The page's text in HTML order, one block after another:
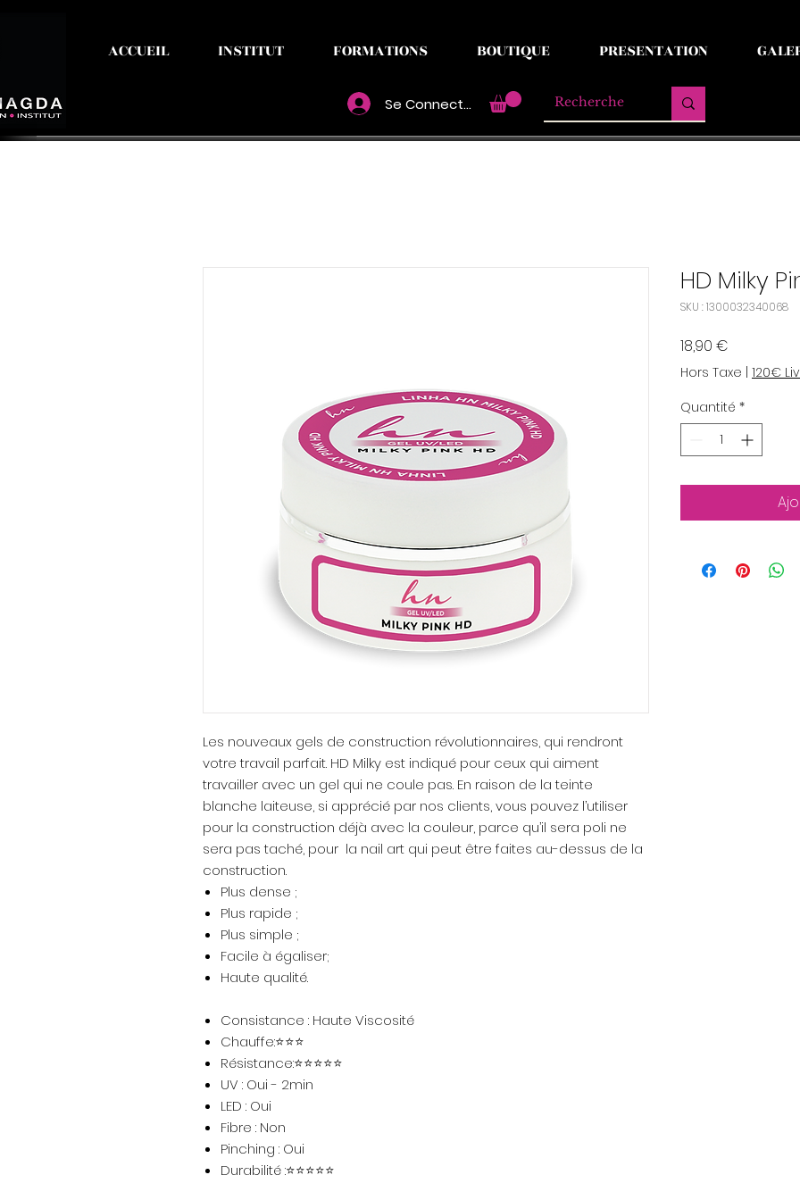
ACCUEIL INSTITUT FORMATIONS BOUTIQUE PRESENTATION
Se Connecter
Les nouveaux gels de construction révolutionnaires, qui rendront
votre travail parfait. HD Milky est indiqué pour ceux qui aiment
travailler avec un gel qui ne coule pas. En raison de la teinte
blanche laiteuse, si apprécié par nos clients, vous pouvez l’utiliser
pour la construction déjà avec la couleur, parce qu’il sera poli ne
sera pas taché, pour la nail art qui peut être faites au-dessus de la
construction.
Plus dense ;
Plus rapide ;
Plus simple ;
Facile à égaliser;
Haute qualité.
Consistance : Haute Viscosité
Chauffe:⭐⭐⭐
Résistance:⭐⭐⭐⭐⭐
UV : Oui - 2min
LED : Oui
Fibre : Non
Pinching : Oui
Durabilité :⭐⭐⭐⭐⭐
HD Milky
SKU : 1300032340068
18,90 €
Hors Taxe 120€
Quantité *